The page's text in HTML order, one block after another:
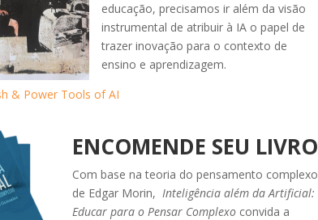
educação, precisamos ir além da visão
instrumental de atribuir à IA o papel de
trazer inovação para o contexto de
ensino e aprendizagem.
& Power Tools of AI
ENCOMENDE SEU LIVRO
Com base na teoria do pensamento complexo
de Edgar Morin,Inteligência além da Artificial:
Educar para o Pensar Complexo convida a